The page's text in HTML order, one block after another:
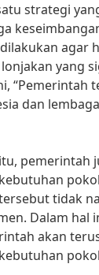
strategi
agar
yang
“Pemerintah
dan
pemerintah
tidak
Dalam hal
akan